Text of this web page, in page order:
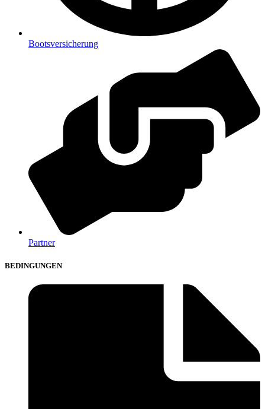
Bootsversicherung
Partner
BEDINGUNGEN